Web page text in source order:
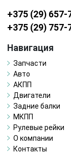
+375 (29) 657-
+375 (29) 757-
Навигация
Запчасти
Авто
АКПП
Двигатели
Задние балки
МКПП
Рулевые рейки
О компании
Контакты